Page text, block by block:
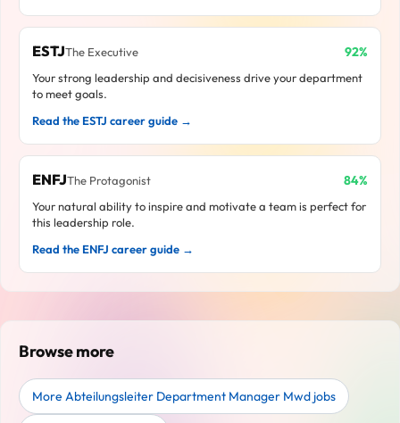
ESTJThe Executive 92%
Your strong leadership and decisiveness drive your department
to meet goals.
Read the ESTJ career guide →
ENFJThe Protagonist 84%
Your natural ability to inspire and motivate a team is perfect for
this leadership role.
Read the ENFJ career guide →
Browse more
More Abteilungsleiter Department Manager Mwd jobs